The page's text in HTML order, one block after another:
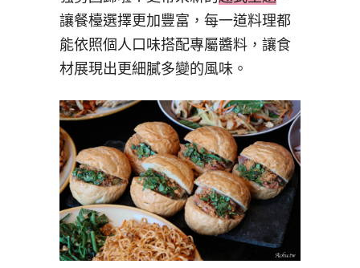
讓餐檯選擇更加豐富，每一道料理都
能依照個人口味搭配專屬醬料，讓食
材展現出更細膩多變的風味。